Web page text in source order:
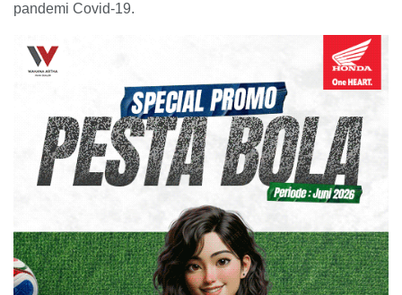
pandemi Covid-19.